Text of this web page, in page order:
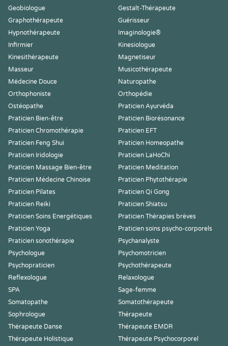
Geobiologue
Gestalt-Thérapeute
Graphothérapeute
Guérisseur
Hypnothérapeute
Imaginologie®
Infirmier
Kinesiologue
Kinesithérapeute
Magnetiseur
Masseur
Musicothérapeute
Médecine Douce
Naturopathe
Orthophoniste
Orthopédie
Ostéopathe
Praticien Ayurvéda
Praticien Bien-être
Praticien Biorésonance
Praticien Chromothérapie
Praticien EFT
Praticien Feng Shui
Praticien Homeopathe
Praticien Iridologie
Praticien LaHoChi
Praticien Massage Bien-être
Praticien Meditation
Praticien Médecine Chinoise
Praticien Phytothérapie
Praticien Pilates
Praticien Qi Gong
Praticien Reiki
Praticien Shiatsu
Praticien Soins Energétiques
Praticien Thérapies brèves
Praticien Yoga
Praticien soins psycho-corporels
Praticien sonothérapie
Psychanalyste
Psychologue
Psychomotricien
Psychopraticien
Psychothérapeute
Reflexologue
Relaxologue
SPA
Sage-femme
Somatopathe
Somatothérapeute
Sophrologue
Thérapeute
Thérapeute Danse
Thérapeute EMDR
Thérapeute Holistique
Thérapeute Psychocorporel